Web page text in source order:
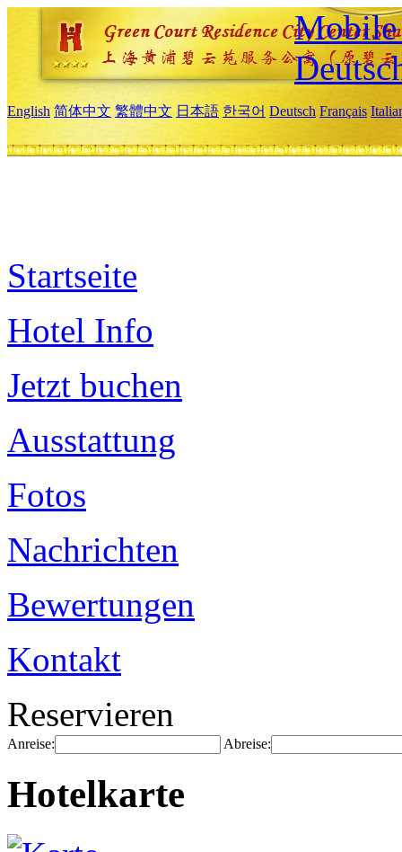
Mobile
English 简体中文 繁體中文 日本語 한국어 Deutsch Français
Startseite
Hotel Info
Jetzt buchen
Ausstattung
Fotos
Nachrichten
Bewertungen
Kontakt
Reservieren
Anreise: Abreise:
Hotelkarte